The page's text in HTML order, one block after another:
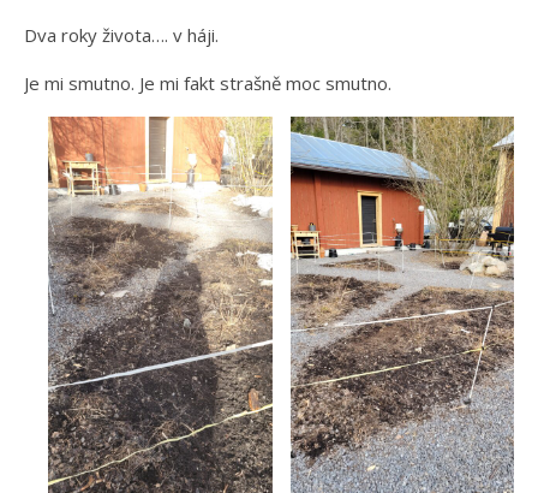
Dva roky života…. v háji.
Je mi smutno. Je mi fakt strašně moc smutno.